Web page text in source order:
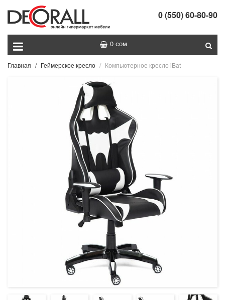
0 (550) 60-80-90
0 сом
Главная Геймерское кресло Компьютерное кресло iBat